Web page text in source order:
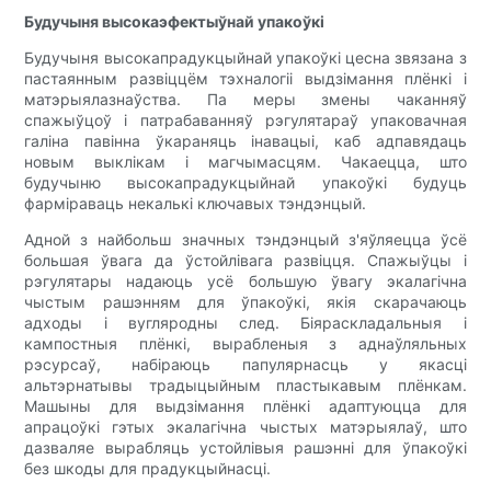
Будучыня высокаэфектыўнай упакоўкі
Будучыня высокапрадукцыйнай упакоўкі цесна звязана з
пастаянным развіццём тэхналогіі выдзімання плёнкі і
матэрыялазнаўства. Па меры змены чаканняў
спажыўцоў і патрабаванняў рэгулятараў упаковачная
галіна павінна ўкараняць інавацыі, каб адпавядаць
новым выклікам і магчымасцям. Чакаецца, што
будучыню высокапрадукцыйнай упакоўкі будуць
фарміраваць некалькі ключавых тэндэнцый.
Адной з найбольш значных тэндэнцый з'яўляецца ўсё
большая ўвага да ўстойлівага развіцця. Спажыўцы і
рэгулятары надаюць усё большую ўвагу экалагічна
чыстым рашэнням для ўпакоўкі, якія скарачаюць
адходы і вугляродны след. Біяраскладальныя і
кампостныя плёнкі, вырабленыя з аднаўляльных
рэсурсаў, набіраюць папулярнасць у якасці
альтэрнатывы традыцыйным пластыкавым плёнкам.
Машыны для выдзімання плёнкі адаптуюцца для
апрацоўкі гэтых экалагічна чыстых матэрыялаў, што
дазваляе вырабляць устойлівыя рашэнні для ўпакоўкі
без шкоды для прадукцыйнасці.